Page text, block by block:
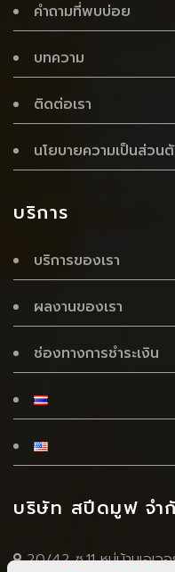
คำถามที่พบบ่อย
บทความ
ติดต่อเรา
นโยบายความเป็นส่วน
บริการ
บริการของเรา
ผลงานของเรา
ช่องทางการชำระเงิน
บริษัท สปีดมูฟ จำ
20/42 ซ.11 หมู่บ้านเอเว